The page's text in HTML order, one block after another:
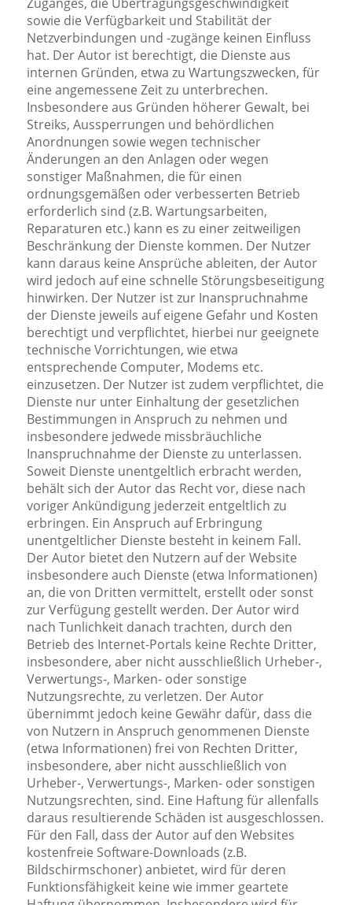
sowie die Verfügbarkeit und Stabilität der
Netzverbindungen und -zugänge keinen Einfluss
hat. Der Autor ist berechtigt, die Dienste aus
internen Gründen, etwa zu Wartungszwecken, für
eine angemessene Zeit zu unterbrechen.
Insbesondere aus Gründen höherer Gewalt, bei
Streiks, Aussperrungen und behördlichen
Anordnungen sowie wegen technischer
Änderungen an den Anlagen oder wegen
sonstiger Maßnahmen, die für einen
ordnungsgemäßen oder verbesserten Betrieb
erforderlich sind (z.B. Wartungsarbeiten,
Reparaturen etc.) kann es zu einer zeitweiligen
Beschränkung der Dienste kommen. Der Nutzer
kann daraus keine Ansprüche ableiten, der Autor
wird jedoch auf eine schnelle Störungsbeseitigung
hinwirken. Der Nutzer ist zur Inanspruchnahme
der Dienste jeweils auf eigene Gefahr und Kosten
berechtigt und verpflichtet, hierbei nur geeignete
technische Vorrichtungen, wie etwa
entsprechende Computer, Modems etc.
einzusetzen. Der Nutzer ist zudem verpflichtet, die
Dienste nur unter Einhaltung der gesetzlichen
Bestimmungen in Anspruch zu nehmen und
insbesondere jedwede missbräuchliche
Inanspruchnahme der Dienste zu unterlassen.
Soweit Dienste unentgeltlich erbracht werden,
behält sich der Autor das Recht vor, diese nach
voriger Ankündigung jederzeit entgeltlich zu
erbringen. Ein Anspruch auf Erbringung
unentgeltlicher Dienste besteht in keinem Fall.
Der Autor bietet den Nutzern auf der Website
insbesondere auch Dienste (etwa Informationen)
an, die von Dritten vermittelt, erstellt oder sonst
zur Verfügung gestellt werden. Der Autor wird
nach Tunlichkeit danach trachten, durch den
Betrieb des Internet-Portals keine Rechte Dritter,
insbesondere, aber nicht ausschließlich Urheber-,
Verwertungs-, Marken- oder sonstige
Nutzungsrechte, zu verletzen. Der Autor
übernimmt jedoch keine Gewähr dafür, dass die
von Nutzern in Anspruch genommenen Dienste
(etwa Informationen) frei von Rechten Dritter,
insbesondere, aber nicht ausschließlich von
Urheber-, Verwertungs-, Marken- oder sonstigen
Nutzungsrechten, sind. Eine Haftung für allenfalls
daraus resultierende Schäden ist ausgeschlossen.
Für den Fall, dass der Autor auf den Websites
kostenfreie Software-Downloads (z.B.
Bildschirmschoner) anbietet, wird für deren
Funktionsfähigkeit keine wie immer geartete